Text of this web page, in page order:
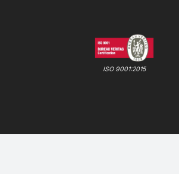
ISO 9001:2015